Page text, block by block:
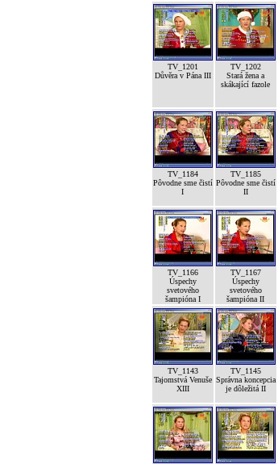
TV_1201
Důvěra v Pána III
TV_1202
Stará žena a
skákající fazole
TV_1184
Pôvodne sme čistí
I
TV_1185
Pôvodne sme čistí
II
TV_1166
Úspechy
svetového
šampióna I
TV_1167
Úspechy
svetového
šampióna II
TV_1143
Tajomstvá Venuše
XIII
TV_1145
Správna koncepcia
je dôležitá II